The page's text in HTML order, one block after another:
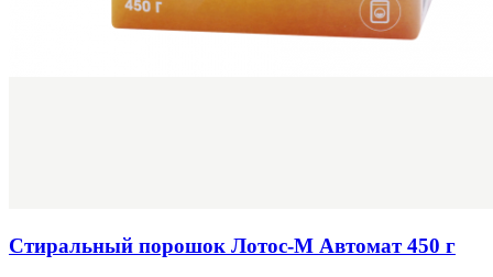
Стиральный порошок Лотос-М Автомат 450 г